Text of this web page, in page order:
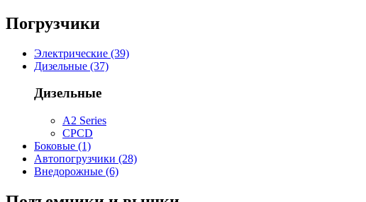
Погрузчики
Электрические (39)
Дизельные (37)
Дизельные
A2 Series
CPCD
Боковые (1)
Автопогрузчики (28)
Внедорожные (6)